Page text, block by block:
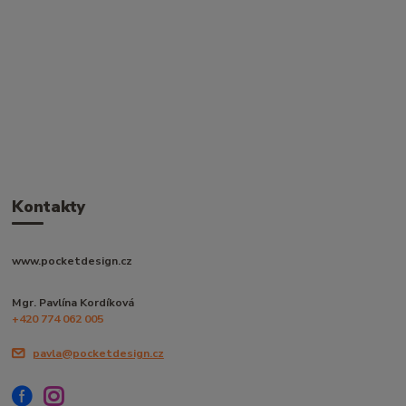
Kontakty
www.pocketdesign.cz
Mgr. Pavlína Kordíková
+420 774 062 005
pavla@pocketdesign.cz